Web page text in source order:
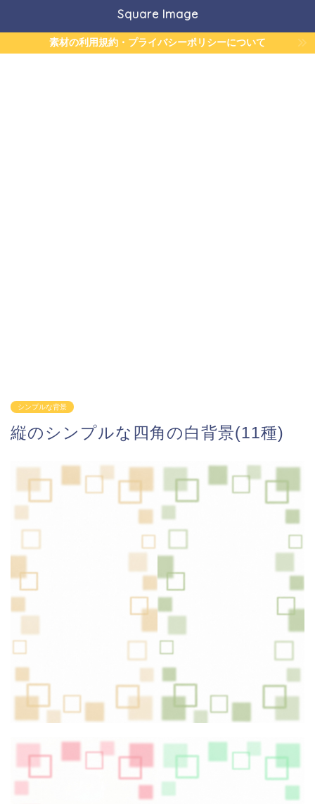
Square Image
素材の利用規約・プライバシーポリシーについて
シンプルな背景
縦のシンプルな四角の白背景(11種)